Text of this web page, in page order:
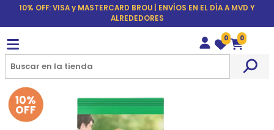
10% OFF: VISA y MASTERCARD BROU | ENVÍOS EN EL DÍA A MVD Y
ALREDEDORES
Wishlist
0
Carrito
0
10%
OFF